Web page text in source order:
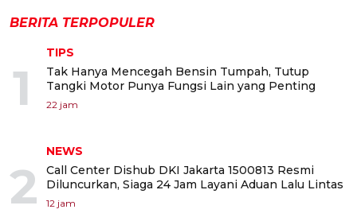
BERITA TERPOPULER
1
TIPS
Tak Hanya Mencegah Bensin Tumpah, Tutup
Tangki Motor Punya Fungsi Lain yang Penting
22 jam
2
NEWS
Call Center Dishub DKI Jakarta 1500813 Resmi
Diluncurkan, Siaga 24 Jam Layani Aduan Lalu Lintas
12 jam